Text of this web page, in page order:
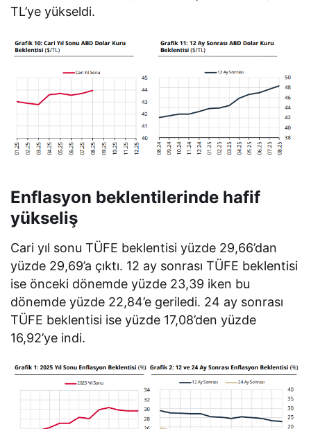
TL’ye yükseldi.
Enflasyon beklentilerinde hafif
yükseliş
Cari yıl sonu TÜFE beklentisi yüzde 29,66’dan
yüzde 29,69’a çıktı. 12 ay sonrası TÜFE beklentisi
ise önceki dönemde yüzde 23,39 iken bu
dönemde yüzde 22,84’e geriledi. 24 ay sonrası
TÜFE beklentisi ise yüzde 17,08’den yüzde
16,92’ye indi.